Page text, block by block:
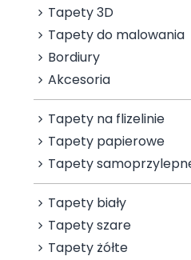
Tapety 3D
Tapety do malowania
Bordiury
Akcesoria
Tapety na flizelinie
Tapety papierowe
Tapety
Tapety biały
Tapety szare
Tapety żółte